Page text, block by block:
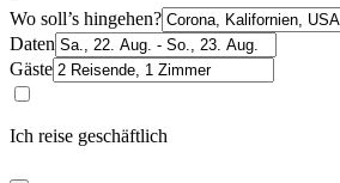
Wo soll’s hingehen?
Daten
Gäste
Ich reise geschäftlich